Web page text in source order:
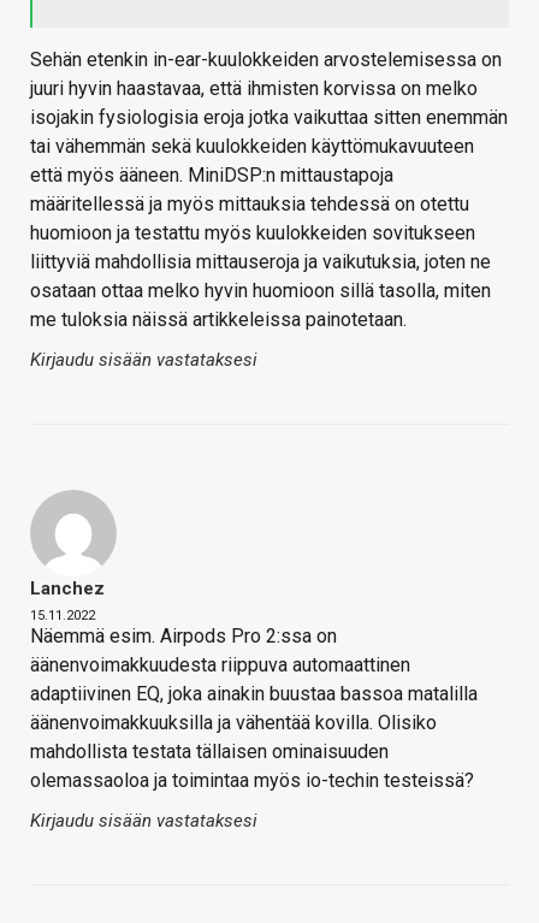
Sehän etenkin in-ear-kuulokkeiden arvostelemisessa on
juuri hyvin haastavaa, että ihmisten korvissa on melko
isojakin fysiologisia eroja jotka vaikuttaa sitten enemmän
tai vähemmän sekä kuulokkeiden käyttömukavuuteen
että myös ääneen. MiniDSP:n mittaustapoja
määritellessä ja myös mittauksia tehdessä on otettu
huomioon ja testattu myös kuulokkeiden sovitukseen
liittyviä mahdollisia mittauseroja ja vaikutuksia, joten ne
osataan ottaa melko hyvin huomioon sillä tasolla, miten
me tuloksia näissä artikkeleissa painotetaan.
Kirjaudu sisään vastataksesi
Lanchez
15.11.2022
Näemmä esim. Airpods Pro 2:ssa on
äänenvoimakkuudesta riippuva automaattinen
adaptiivinen EQ, joka ainakin buustaa bassoa matalilla
äänenvoimakkuuksilla ja vähentää kovilla. Olisiko
mahdollista testata tällaisen ominaisuuden
olemassaoloa ja toimintaa myös io-techin testeissä?
Kirjaudu sisään vastataksesi